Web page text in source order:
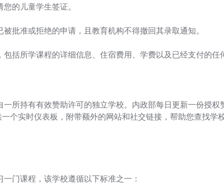
的儿童学生签证。
批准或拒绝的申请，且教育机构不得撤回其录取通知。
包括所学课程的详细信息、住宿费用、学费以及已经支付的任
一所持有有效赞助许可的独立学校。内政部每日更新一份授
一个实时仪表板，附带额外的网站和社交链接，帮助您查找
门课程，该学校遵循以下标准之一：